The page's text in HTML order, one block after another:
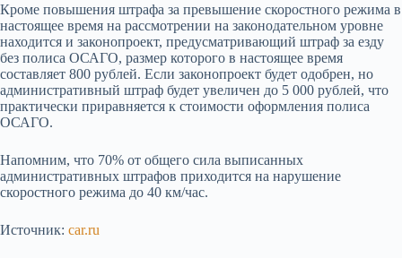
Кроме повышения штрафа за превышение скоростного режима в
настоящее время на рассмотрении на законодательном уровне
находится и законопроект, предусматривающий штраф за езду
без полиса ОСАГО, размер которого в настоящее время
составляет 800 рублей. Если законопроект будет одобрен, но
административный штраф будет увеличен до 5 000 рублей, что
практически приравняется к стоимости оформления полиса
ОСАГО.
Напомним, что 70% от общего сила выписанных
административных штрафов приходится на нарушение
скоростного режима до 40 км/час.
Источник: car.ru